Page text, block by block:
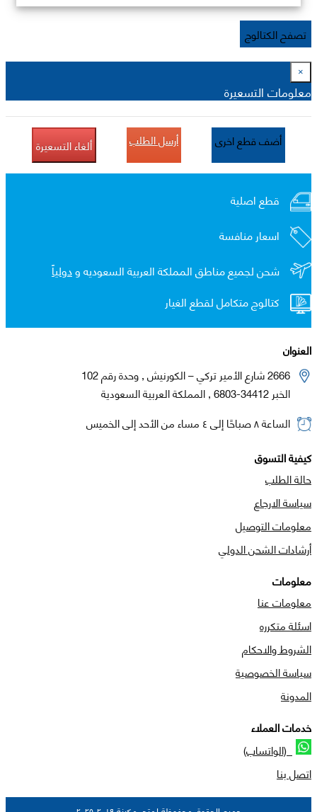
تصفح الكتالوج
×
معلومات التسعيرة
أضف قطع اخرى أرسل الطلب ألغاء التسعيرة
قطع اصلية
اسعار منافسة
شحن لجميع مناطق المملكة العربية السعوديه ودولياً
كتالوج متكامل لقطع الغيار
العنوان
2666 شارع الأمير تركي – الكورنيش , وحدة رقم 102
الخبر 34412-6803 , المملكة العربية السعودية
الساعة ٨ صباحًا إلى ٤ مساء من الأحد إلى الخميس
كيفية التسوق
حالة الطلب
سياسة الارجاع
معلومات التوصيل
أرشادات الشحن الدولي
معلومات
معلومات عنا
اسئلة متكرره
الشروط والاحكام
سياسة الخصوصية
المدونة
خدمات العملاء
(الواتساب)
اتصل بنا